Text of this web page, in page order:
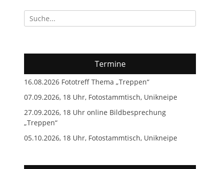
Suchen
nach:
Termine
16.08.2026 Fototreff Thema „Treppen“
07.09.2026, 18 Uhr, Fotostammtisch, Unikneipe
27.09.2026, 18 Uhr online Bildbesprechung
„Treppen“
05.10.2026, 18 Uhr, Fotostammtisch, Unikneipe